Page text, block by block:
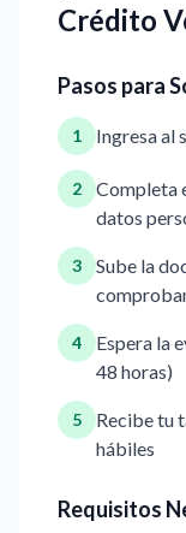
Crédito
Pasos para
1 Ingresa al
2
Completa
datos
3
Sube la
4
Espera la
48 horas)
5
Recibe tu
hábiles
Requisitos